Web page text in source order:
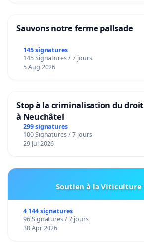
Sauvons notre ferme pallsade
145 signatures
145 Signatures / 7 jours
5 Aug 2026
Stop à la criminalisation du
à Neuchâtel
299 signatures
100 Signatures / 7 jours
29 Jul 2026
Soutien à la Viticulture
4 144 signatures
96 Signatures / 7 jours
30 Apr 2026